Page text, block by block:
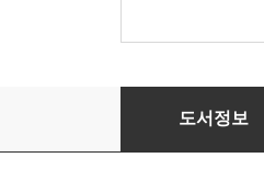
푸른 오케스트라 12
도서정보